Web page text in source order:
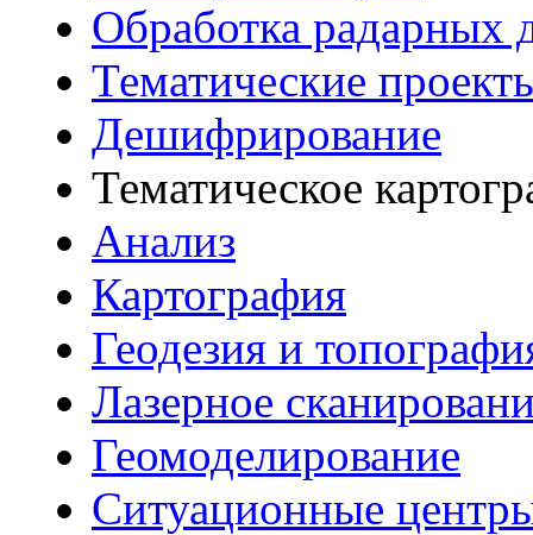
Обработка радарных
Тематические
Дешифрирование
Тематическое
Анализ
Картография
Геодезия и
Лазерное
Геомоделирование
Ситуационные